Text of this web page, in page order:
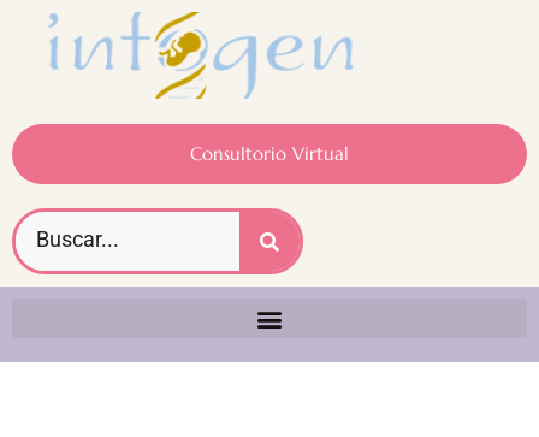
Consultorio Virtual